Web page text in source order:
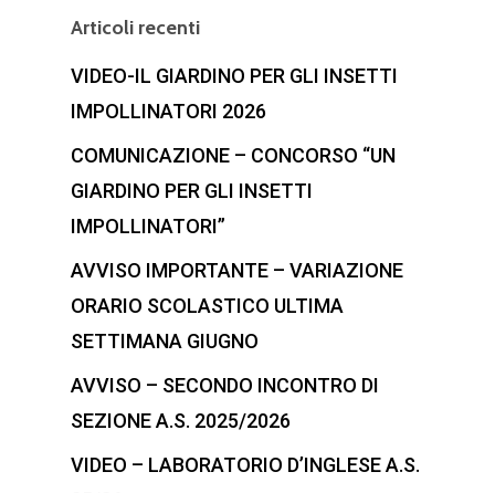
Articoli recenti
VIDEO-IL GIARDINO PER GLI INSETTI
IMPOLLINATORI 2026
COMUNICAZIONE – CONCORSO “UN
GIARDINO PER GLI INSETTI
IMPOLLINATORI”
AVVISO IMPORTANTE – VARIAZIONE
ORARIO SCOLASTICO ULTIMA
SETTIMANA GIUGNO
AVVISO – SECONDO INCONTRO DI
SEZIONE A.S. 2025/2026
VIDEO – LABORATORIO D’INGLESE A.S.